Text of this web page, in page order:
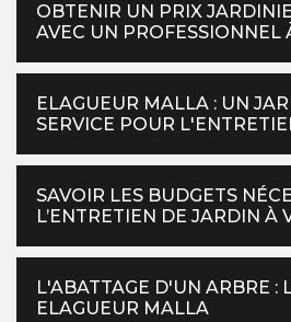
OBTENIR UN PRIX
AVEC UN PROFESSIONNEL
ELAGUEUR MALLA : UN
SERVICE POUR
SAVOIR LES BUDGETS
L’ENTRETIEN DE JARDIN À
L'ABATTAGE D'UN ARBRE :
ELAGUEUR MALLA